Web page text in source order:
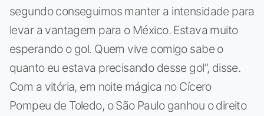
segundo conseguimos manter a intensidade para
levar a vantagem para o México. Estava muito
esperando o gol. Quem vive comigo sabe o
quanto eu estava precisando desse gol”, disse.
Com a vitória, em noite mágica no Cícero
Pompeu de Toledo, o São Paulo ganhou o direito